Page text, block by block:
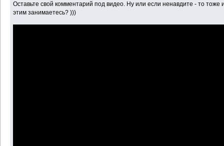
Оставьте свой комментарий под видео. Ну или если ненавдите - то тоже
этим занимаетесь? )))